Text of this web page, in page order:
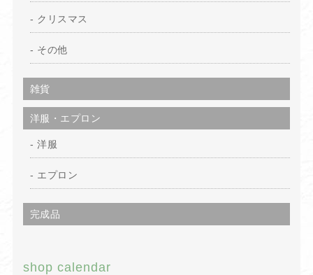
クリスマス
その他
雑貨
洋服・エプロン
洋服
エプロン
完成品
shop calendar